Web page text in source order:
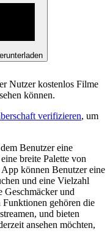
Nutzer kostenlos Filme
können.
verifizieren, um
Benutzer eine
breite Palette von
können Benutzer eine
und eine Vielzahl
Geschmäcker und
gehören die
und bieten
ansehen möchten,